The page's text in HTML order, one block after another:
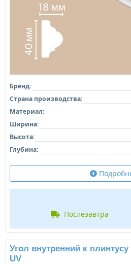
Бренд:
Страна производства:
Материал:
Ширина:
Высота:
Глубина:
послезавтра
Угол внутренний к
UV